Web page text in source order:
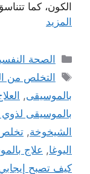
الكون، كما
المزيد
التصنيفات
الصحة
الوسوم
التخلص من
بالموسيقى,
بالموسيقى لذوي
الشيخوخة,
اليوغا, علاج
كيف تصبح